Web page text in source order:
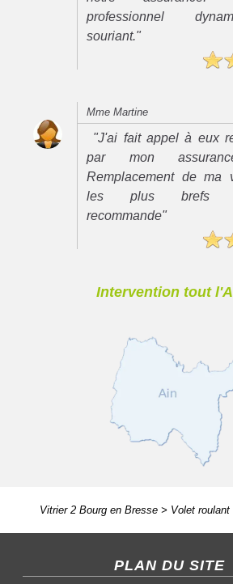
professionnel
souriant."
Mme Martine
"J'ai fait appel à eux
par mon
Remplacement de ma
les plus brefs
recommande"
Intervention tout
Vitrier 2 Bourg en Bresse> Volet
PLAN DU SITE